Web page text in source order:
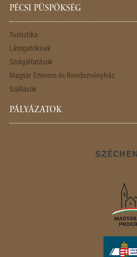
PÉCSI PÜSPÖKSÉG
Turisztika
Látogatóknak
Szolgáltatások
Magtár Étterem és Rendezvényház
Szállások
PÁLYÁZATOK